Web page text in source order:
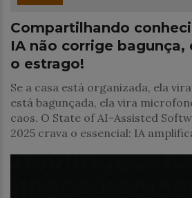
Compartilhando
IA não corrige bagunça,
o estrago!
Se a casa está organizada, ela
está bagunçada, ela vira
caos. O State of AI-Assisted
2025 crava o essencial: IA